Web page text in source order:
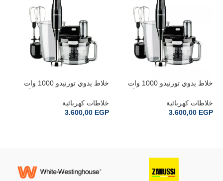
خلاط يدوي تورنيدو 1000 وات
THB-1000MK
خلاطات كهربائية
3.600,00 EGP
خلاط يدوي تورنيدو 1000 وات
THB-1000MKL
خلاطات كهربائية
3.600,00 EGP